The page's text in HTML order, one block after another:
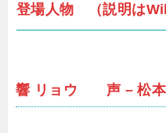
登場人物 （説明は
響 リョウ 声 – 松本